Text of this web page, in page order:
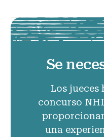
Se
Los jueces
concurso
una